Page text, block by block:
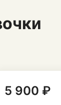
5 900 ₽